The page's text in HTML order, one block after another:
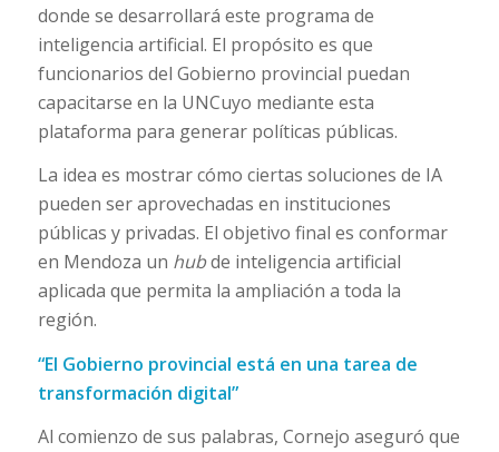
donde se desarrollará este programa de
inteligencia artificial. El propósito es que
funcionarios del Gobierno provincial puedan
capacitarse en la UNCuyo mediante esta
plataforma para generar políticas públicas.
La idea es mostrar cómo ciertas soluciones de IA
pueden ser aprovechadas en instituciones
públicas y privadas. El objetivo final es conformar
en Mendoza un hubde inteligencia artificial
aplicada que permita la ampliación a toda la
región.
“El Gobierno provincial está en una tarea de
transformación digital”
Al comienzo de sus palabras, Cornejo aseguró que